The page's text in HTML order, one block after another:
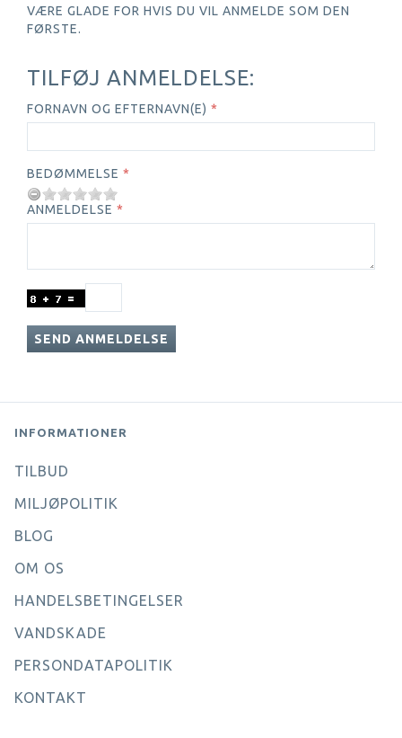
VÆRE GLADE FOR HVIS DU VIL ANMELDE SOM DEN
FØRSTE.
TILFØJ ANMELDELSE:
FORNAVN OG EFTERNAVN(E)
BEDØMMELSE
ANMELDELSE
SEND ANMELDELSE
INFORMATIONER
TILBUD
MILJØPOLITIK
BLOG
OM OS
HANDELSBETINGELSER
VANDSKADE
PERSONDATAPOLITIK
KONTAKT